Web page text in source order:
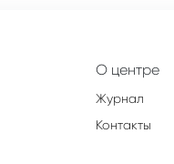
О центре
Журнал
Контакты